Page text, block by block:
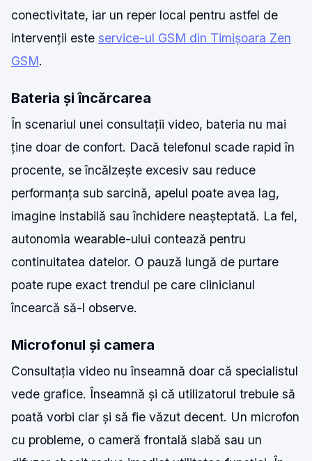
conectivitate, iar un reper local pentru astfel de
intervenții este service-ul GSM din Timișoara Zen
GSM.
Bateria și încărcarea
În scenariul unei consultații video, bateria nu mai
ține doar de confort. Dacă telefonul scade rapid în
procente, se încălzește excesiv sau reduce
performanța sub sarcină, apelul poate avea lag,
imagine instabilă sau închidere neașteptată. La fel,
autonomia wearable-ului contează pentru
continuitatea datelor. O pauză lungă de purtare
poate rupe exact trendul pe care clinicianul
încearcă să-l observe.
Microfonul și camera
Consultația video nu înseamnă doar că specialistul
vede grafice. Înseamnă și că utilizatorul trebuie să
poată vorbi clar și să fie văzut decent. Un microfon
cu probleme, o cameră frontală slabă sau un